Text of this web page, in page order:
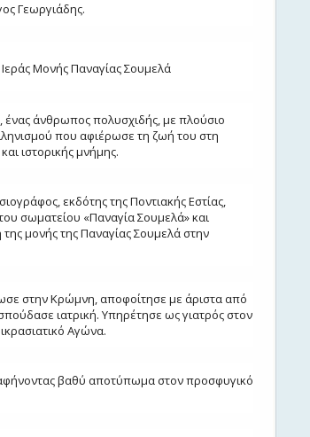
Γεωργιάδης.
Μονής Παναγίας Σουμελά
ένας άνθρωπος πολυσχιδής, με πλούσιο
που αφιέρωσε τη ζωή του στη
ιστορικής μνήμης.
εκδότης της Ποντιακής Εστίας,
σωματείου «Παναγία Σουμελά» και
μονής της Παναγίας Σουμελά στην
στην Κρώμνη, αποφοίτησε με άριστα από
ιατρική. Υπηρέτησε ως γιατρός στον
Αγώνα.
βαθύ αποτύπωμα στον προσφυγικό